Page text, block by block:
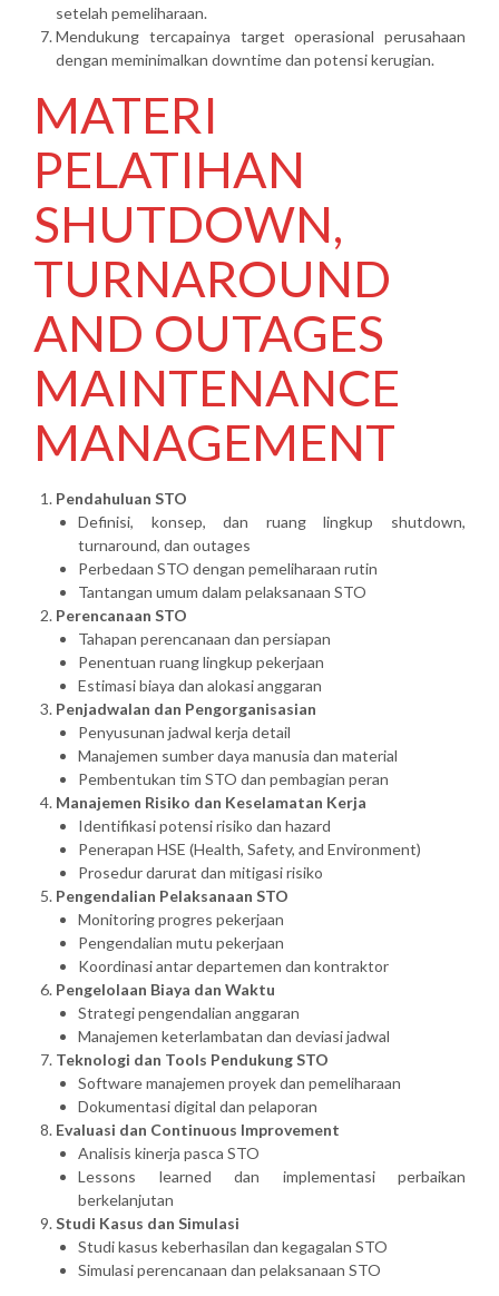
setelah pemeliharaan.
Mendukung tercapainya target operasional perusahaan
dengan meminimalkan downtime dan potensi kerugian.
MATERI
PELATIHAN
SHUTDOWN,
TURNAROUND
AND OUTAGES
MAINTENANCE
MANAGEMENT
Pendahuluan STO
Definisi, konsep, dan ruang lingkup shutdown,
turnaround, dan outages
Perbedaan STO dengan pemeliharaan rutin
Tantangan umum dalam pelaksanaan STO
Perencanaan STO
Tahapan perencanaan dan persiapan
Penentuan ruang lingkup pekerjaan
Estimasi biaya dan alokasi anggaran
Penjadwalan dan Pengorganisasian
Penyusunan jadwal kerja detail
Manajemen sumber daya manusia dan material
Pembentukan tim STO dan pembagian peran
Manajemen Risiko dan Keselamatan Kerja
Identifikasi potensi risiko dan hazard
Penerapan HSE (Health, Safety, and Environment)
Prosedur darurat dan mitigasi risiko
Pengendalian Pelaksanaan STO
Monitoring progres pekerjaan
Pengendalian mutu pekerjaan
Koordinasi antar departemen dan kontraktor
Pengelolaan Biaya dan Waktu
Strategi pengendalian anggaran
Manajemen keterlambatan dan deviasi jadwal
Teknologi dan Tools Pendukung STO
Software manajemen proyek dan pemeliharaan
Dokumentasi digital dan pelaporan
Evaluasi dan Continuous Improvement
Analisis kinerja pasca STO
Lessons learned dan implementasi perbaikan
berkelanjutan
Studi Kasus dan Simulasi
Studi kasus keberhasilan dan kegagalan STO
Simulasi perencanaan dan pelaksanaan STO